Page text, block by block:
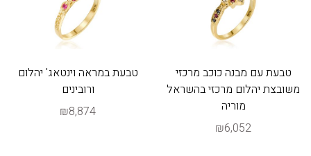
טבעת עם מבנה כוכב מרכזי
משובצת יהלום מרכזי בהשראל
מוריה
₪6,052
טבעת במראה וינטאג' יהלום
ורובינים
₪8,874